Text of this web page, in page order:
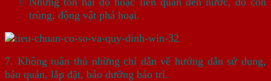
trùng, động vật phá hoại.
7. Không tuân thủ những chỉ dẫn về hướng dẫn sử dụng,
bảo quản, lắp đặt, bảo dưỡng bảo trì.